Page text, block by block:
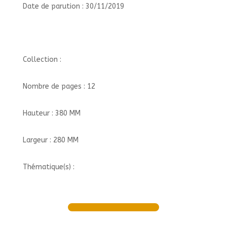
Date de parution : 30/11/2019
Collection :
Nombre de pages : 12
Hauteur : 380 MM
Largeur : 280 MM
Thématique(s) :